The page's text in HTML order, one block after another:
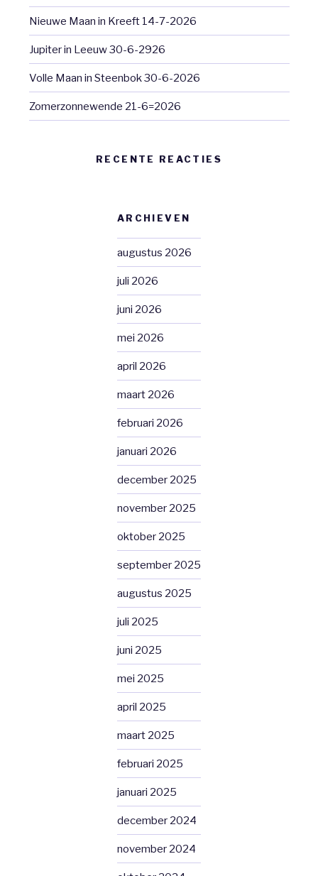
Nieuwe Maan in Kreeft 14-7-2026
Jupiter in Leeuw 30-6-2926
Volle Maan in Steenbok 30-6-2026
Zomerzonnewende 21-6=2026
RECENTE REACTIES
ARCHIEVEN
augustus 2026
juli 2026
juni 2026
mei 2026
april 2026
maart 2026
februari 2026
januari 2026
december 2025
november 2025
oktober 2025
september 2025
augustus 2025
juli 2025
juni 2025
mei 2025
april 2025
maart 2025
februari 2025
januari 2025
december 2024
november 2024